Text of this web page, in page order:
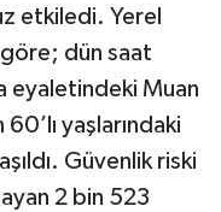
etkiledi. Yerel
dün saat
eyaletindeki Muan
yaşlarındaki
Güvenlik riski
2 bin 523